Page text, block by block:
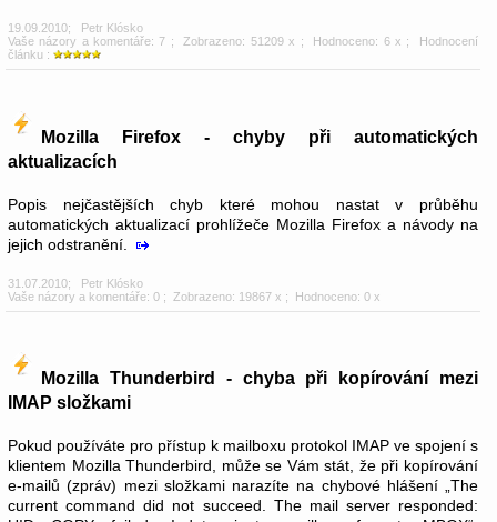
19.09.2010; Petr Klósko
Vaše názory a komentáře: 7 ; Zobrazeno: 51209 x ; Hodnoceno: 6 x ; Hodnocení
článku :
Mozilla Firefox - chyby při automatických
aktualizacích
Popis nejčastějších chyb které mohou nastat v průběhu
automatických aktualizací prohlížeče Mozilla Firefox a návody na
jejich odstranění.
31.07.2010; Petr Klósko
Vaše názory a komentáře: 0 ; Zobrazeno: 19867 x ; Hodnoceno: 0 x
Mozilla Thunderbird - chyba při kopírování mezi
IMAP složkami
Pokud používáte pro přístup k mailboxu protokol IMAP ve spojení s
klientem Mozilla Thunderbird, může se Vám stát, že při kopírování
e-mailů (zpráv) mezi složkami narazíte na chybové hlášení „The
current command did not succeed. The mail server responded: